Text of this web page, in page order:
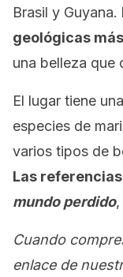
Brasil y Guyana.
geológicas
una belleza que
El lugar tiene
especies de
varios tipos de
Las
mundo perdido,
Cuando
enlace de